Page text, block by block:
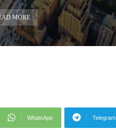
MORE
WhatsApp Telegram